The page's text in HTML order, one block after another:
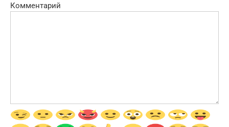
Комментарий